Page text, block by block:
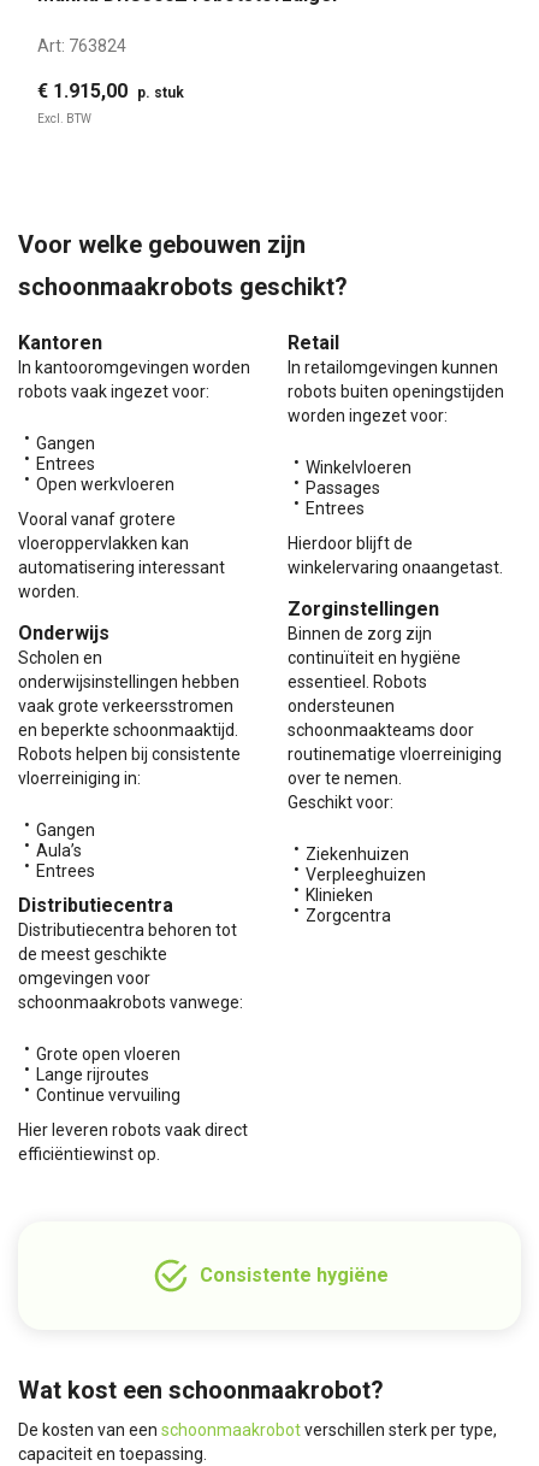
Art: 763824
€ 1.915,00 p. stuk
Excl. BTW
Voor welke gebouwen zijn
schoonmaakrobots geschikt?
Kantoren
In kantooromgevingen worden
robots vaak ingezet voor:
Gangen
Entrees
Open werkvloeren
Vooral vanaf grotere
vloeroppervlakken kan
automatisering interessant
worden.
Onderwijs
Scholen en
onderwijsinstellingen hebben
vaak grote verkeersstromen
en beperkte schoonmaaktijd.
Robots helpen bij consistente
vloerreiniging in:
Gangen
Aula’s
Entrees
Distributiecentra
Distributiecentra behoren tot
de meest geschikte
omgevingen voor
schoonmaakrobots vanwege:
Grote open vloeren
Lange rijroutes
Continue vervuiling
Hier leveren robots vaak direct
efficiëntiewinst op.
Retail
In retailomgevingen kunnen
robots buiten openingstijden
worden ingezet voor:
Winkelvloeren
Passages
Entrees
Hierdoor blijft de
winkelervaring onaangetast.
Zorginstellingen
Binnen de zorg zijn
continuïteit en hygiëne
essentieel. Robots
ondersteunen
schoonmaakteams door
routinematige vloerreiniging
over te nemen.
Geschikt voor:
Ziekenhuizen
Verpleeghuizen
Klinieken
Zorgcentra
Consistente hygiëne
Wat kost een schoonmaakrobot?
De kosten van een schoonmaakrobotverschillen sterk per type,
capaciteit en toepassing.